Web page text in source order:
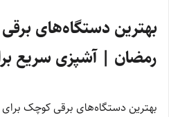
بهترین دستگاه‌های
رمضان | آشپزی سریع
بهترین دستگاه‌های برقی کوچک